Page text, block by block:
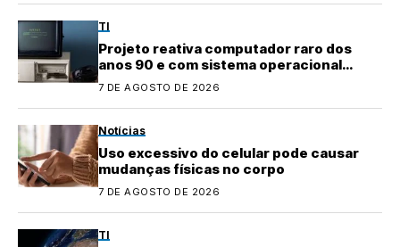
TI
Projeto reativa computador raro dos
anos 90 e com sistema operacional
quase perdido
7 DE AGOSTO DE 2026
Notícias
Uso excessivo do celular pode causar
mudanças físicas no corpo
7 DE AGOSTO DE 2026
TI